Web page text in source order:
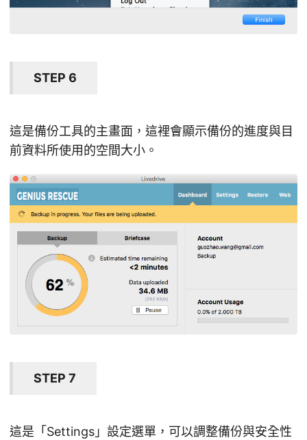
STEP 6
這是備份工具的主畫面，這裡會顯示備份的進度與目
前資料所使用的空間大小。
STEP 7
這是「Settings」設定選單，可以調整備份與安全性